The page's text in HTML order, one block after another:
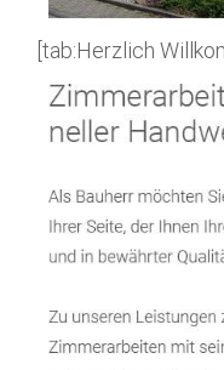
[tab:Herzlich